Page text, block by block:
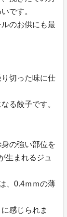
です。
のお供にも最
切った味に仕
る餃子です。
の強い部位を
生まれるジュ
、0.4ｍｍの薄
感じられま